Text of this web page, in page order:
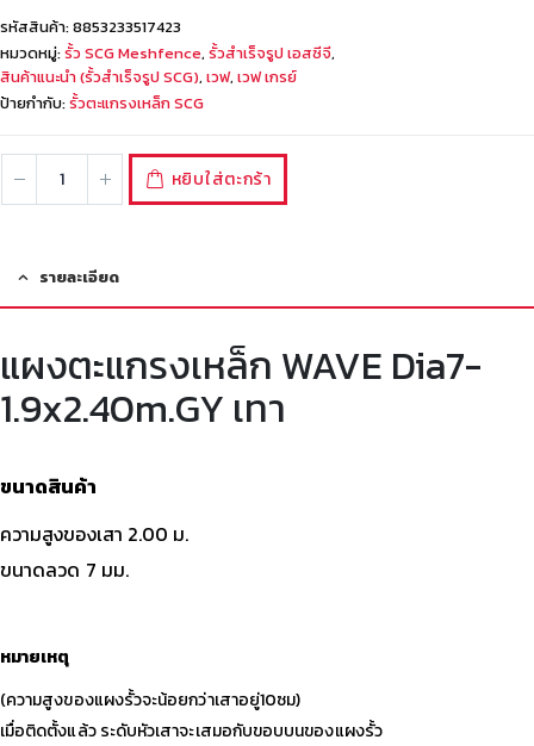
รหัสสินค้า:8853233517423
หมวดหมู่:รั้ว SCG Meshfence, รั้วสำเร็จรูป เอสซีจี,
สินค้าแนะนำ (รั้วสำเร็จรูป SCG), เวฟ, เวฟ เกรย์
ป้ายกำกับ:รั้วตะแกรงเหล็ก SCG
หยิบใส่ตะกร้า
รายละเอียด
แผงตะแกรงเหล็ก WAVE Dia7-
1.9x2.40m.GY เทา
ขนาดสินค้า
ความสูงของเสา 2.00 ม.
ขนาดลวด 7 มม.
หมายเหตุ
(ความสูงของแผงรั้วจะน้อยกว่าเสาอยู่10ซม)
เมื่อติดตั้งแล้ว ระดับหัวเสาจะเสมอกับขอบบนของแผงรั้ว